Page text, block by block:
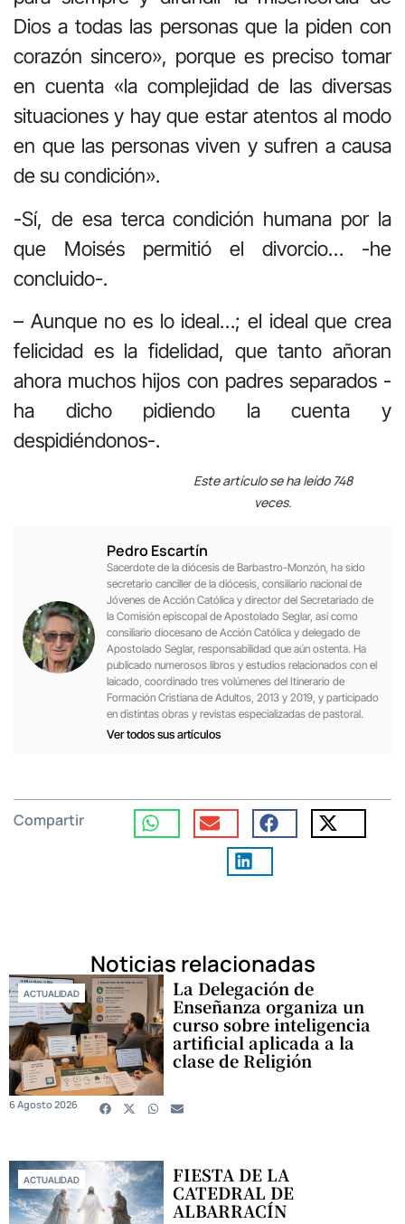
Dios a todas las personas que la piden con
corazón sincero», porque es preciso tomar
en cuenta «la complejidad de las diversas
situaciones y hay que estar atentos al modo
en que las personas viven y sufren a causa
de su condición».
-Sí, de esa terca condición humana por la
que Moisés permitió el divorcio… -he
concluido-.
– Aunque no es lo ideal…; el ideal que crea
felicidad es la fidelidad, que tanto añoran
ahora muchos hijos con padres separados -
ha dicho pidiendo la cuenta y
despidiéndonos-.
Este artículo se ha leído 748
veces.
Pedro Escartín
Sacerdote de la diócesis de Barbastro-Monzón, ha sido
secretario canciller de la diócesis, consiliario nacional de
Jóvenes de Acción Católica y director del Secretariado de
la Comisión episcopal de Apostolado Seglar, así como
consiliario diocesano de Acción Católica y delegado de
Apostolado Seglar, responsabilidad que aún ostenta. Ha
publicado numerosos libros y estudios relacionados con el
laicado, coordinado tres volúmenes del Itinerario de
Formación Cristiana de Adultos, 2013 y 2019, y participado
en distintas obras y revistas especializadas de pastoral.
Ver todos sus artículos
Compartir
Noticias relacionadas
ACTUALIDAD La Delegación de
Enseñanza organiza un
curso sobre inteligencia
artificial aplicada a la
clase de Religión
6 Agosto 2026
ACTUALIDAD FIESTA DE LA
CATEDRAL DE
ALBARRACÍN